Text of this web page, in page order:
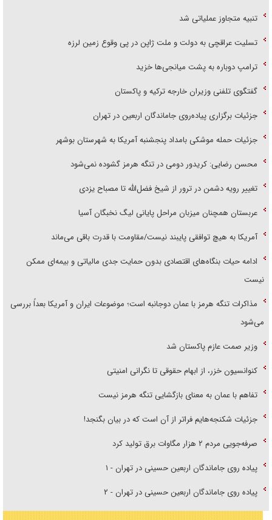
تنبیه متجاوز عملیاتی شد
تسلیت عراقچی به دولت و ملت ژاپن در پی وقوع زمین لرزه
ترامپ دوباره به پشت میانجی‌ها خزید
گفتگوی تلفنی وزیران خارجه ترکیه و پاکستان
جزئیات برگزاری پیاده‌روی جاماندگان اربعین در تهران
جزئیات حمله موشکی بامداد پنجشنبه آمریکا به شهرستان بوشهر
محسن رضایی: کریدور دومی در تنگه هرمز گشوده نمی‌شود
تغییر رویه دشمن در ترور از شیخ فضل‌الله تا مصباح یزدی
عربستان همچنان میزبان مراحل پایانی لیگ نخبگان آسیا
آمریکا به هیچ توافقی پایبند نیست/مقاومت با قدرت باقی می‌ماند
ادامه حیات بنگاه‌های اقتصادی بدون حمایت جدی مالیاتی و بیمه‌ای ممکن
نیست
مذاکرات تنگه هرمز با عمان دوجانبه است؛ موضوعات ایران و آمریکا بعداً بررسی
می‌شود
وزیر صمت عازم پاکستان شد
کنوانسیون خزر، از ابهام حقوقی تا نگرانی امنیتی
تفاهم با عمان به معنای بازگشایی تنگه هرمز نیست
جزئیات شکنجه‌هایم فراتر از آن است که در بیان بگنجد!
صرفه‌جویی مردم ۲ هزار مگاوات برق تولید کرد
پیاده روی جاماندگان اربعین حسینی در تهران - ۱
پیاده روی جاماندگان اربعین حسینی در تهران - ۲